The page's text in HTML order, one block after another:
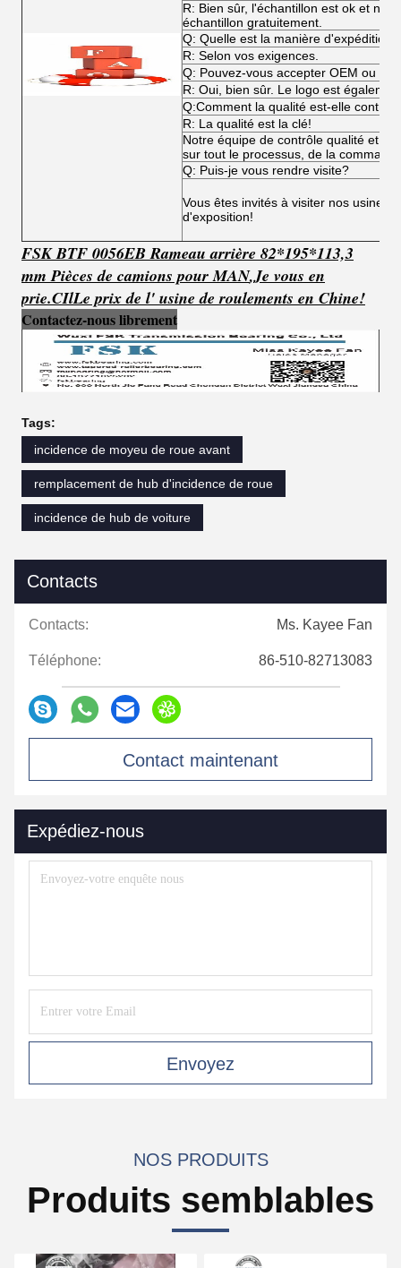
R: Bien sûr, l'échantillon est ok et
échantillon gratuitement.
Q: Quelle est la manière d'expédition?
R: Selon vos exigences.
Q: Pouvez-vous accepter OEM ou
R: Oui, bien sûr. Le logo est
Q:Comment la qualité est-elle
R: La qualité est la clé!
Notre équipe de contrôle qualité et
sur tout le processus, de la
Q: Puis-je vous rendre visite?
Vous êtes invités à visiter nos usines,
d'exposition!
FSK BTF 0056EB Rameau arrière 82*195*113,3
mm Pièces de camions pour MAN,Je vous en
prie.CIlLe prix de l' usine de roulements en Chine!
Contactez-nous librement
Tags:
incidence de moyeu de roue avant
remplacement de hub d'incidence de roue
incidence de hub de voiture
Contacts
Contacts: Ms. Kayee Fan
Téléphone: 86-510-82713083
Contact maintenant
Expédiez-nous
Envoyez
NOS PRODUITS
Produits semblables